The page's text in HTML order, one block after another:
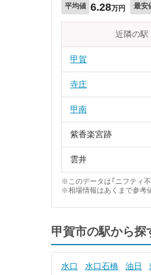
平均値 6.28万円 最安
近隣の駅
甲賀
寺庄
甲南
紫香楽宮跡
雲井
※このデータは「ニフティ
※相場情報はあくまで参考
甲賀市の駅から探
水口 水口石橋 油日